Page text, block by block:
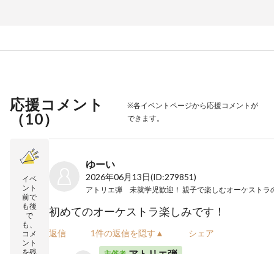
応援コメント
（10）
※各イベントページから応援コメントが
できます。
イベ
ント
前で
も後
で
も、
コメ
ント
を残
ゆーい
2026年06月13日(ID:279851)
初めてのオーケストラ楽しみです！
返信 1件の返信を隠す▲ シェア